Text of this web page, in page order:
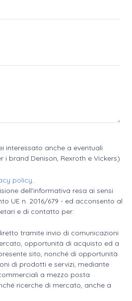
interessato anche a eventuali
brand Denison, Rexroth e Vickers)
policy.
dell'informativa resa ai sensi
UE n. 2016/679 - ed acconsento al
e di contatto per:
tramite invio di comunicazioni
opportunità di acquisto ed a
sito, nonché di opportunità
di prodotti e servizi, mediante
a mezzo posta
ricerche di mercato, anche a